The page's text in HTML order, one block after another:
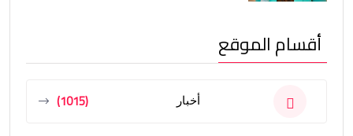
أقسام الموقع
أخبار (1015)